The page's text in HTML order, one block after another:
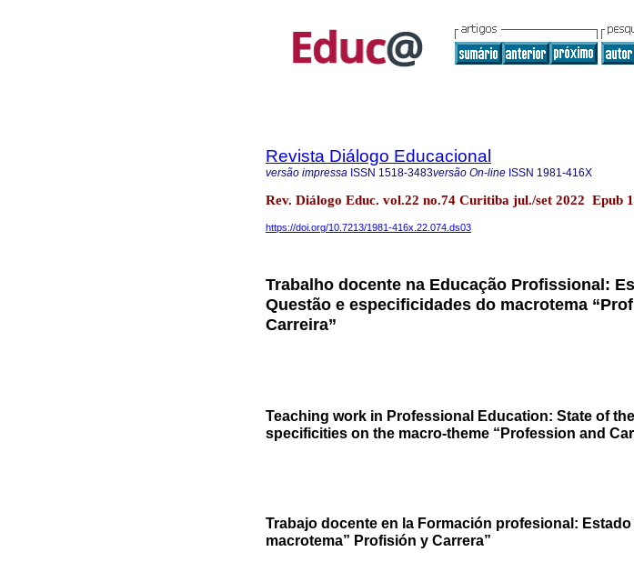
Revista Diálogo Educacional
versão impressa ISSN 1518-3483versão On-line ISSN 1981-416X
Rev. Diálogo Educ. vol.22 no.74 Curitiba jul./set 2022 Epub
https://doi.org/10.7213/1981-416x.22.074.ds03
Trabalho docente na Educação Profissional:
Questão e especificidades do macrotema
Carreira”
Teaching work in Professional Education: State of
specificities on the macro-theme “Profession and
Trabajo docente en la Formación profesional:
macrotema” Profisión y Carrera”